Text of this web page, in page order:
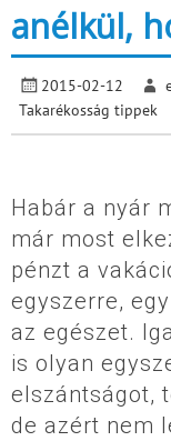
anélkül,
2015-02-12
Takarékosság tippek
Habár a nyár
már most
pénzt a
egyszerre,
az egészet.
is olyan
elszántságot,
de azért nem